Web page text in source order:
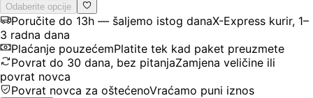
Odaberite opcije
Poručite do 13h — šaljemo istog danaX-Express kurir, 1–
3 radna dana
Plaćanje pouzećemPlatite tek kad paket preuzmete
Povrat do 30 dana, bez pitanjaZamjena veličine ili
povrat novca
Povrat novca za oštećenoVraćamo puni iznos